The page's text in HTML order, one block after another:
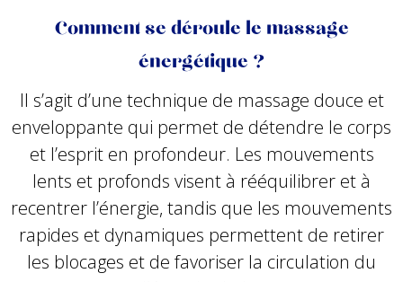
Comment se déroule le massage
énergétique ?
Il s’agit d’une technique de massage douce et
enveloppante qui permet de détendre le corps
et l’esprit en profondeur. Les mouvements
lents et profonds visent à rééquilibrer et à
recentrer l’énergie, tandis que les mouvements
rapides et dynamiques permettent de retirer
les blocages et de favoriser la circulation du